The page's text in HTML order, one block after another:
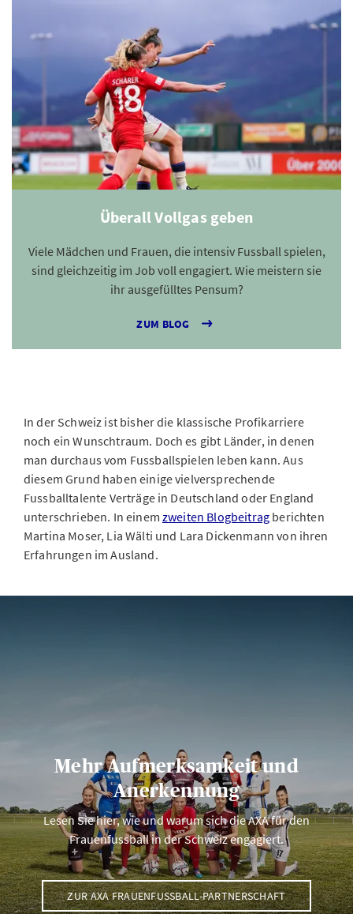
Überall Vollgas geben
Viele Mädchen und Frauen, die intensiv Fussball spielen,
sind gleichzeitig im Job voll engagiert. Wie meistern sie
ihr ausgefülltes Pensum?
ZUM BLOG
In der Schweiz ist bisher die klassische Profikarriere
noch ein Wunschtraum. Doch es gibt Länder, in denen
man durchaus vom Fussballspielen leben kann. Aus
diesem Grund haben einige vielversprechende
Fussballtalente Verträge in Deutschland oder England
unterschrieben. In einemzweiten Blogbeitrag berichten
Martina Moser, Lia Wälti und Lara Dickenmann von ihren
Erfahrungen im Ausland.
Mehr Aufmerksamkeit und
Anerkennung
Lesen Sie hier, wie und warum sich die AXA für den
Frauenfussball in der Schweiz engagiert.
ZUR AXA FRAUENFUSSBALL-PARTNERSCHAFT